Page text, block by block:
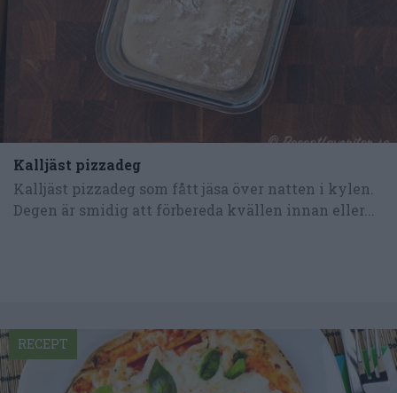
Kalljäst pizzadeg
Kalljäst pizzadeg som fått jäsa över natten i kylen.
Degen är smidig att förbereda kvällen innan eller...
RECEPT